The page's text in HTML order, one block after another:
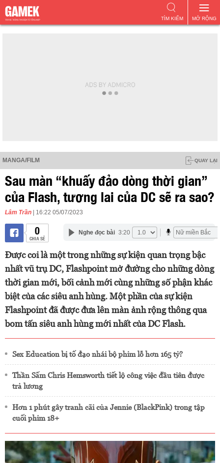
MỞ RỘNG
TÌM KIẾM
MANGA/FILM QUAY LẠI
Sau màn “khuấy đảo dòng thời gian”
của Flash, tương lai của DC sẽ ra sao?
Lâm Trần | 16:22 05/07/2023
0
CHIA SẺ
Nghe đọc bài 3:20
Được coi là một trong những sự kiện quan trọng bậc
nhất vũ trụ DC, Flashpoint mở đường cho những dòng
thời gian mới, bối cảnh mới cùng những số phận khác
biệt của các siêu anh hùng. Một phần của sự kiện
Flashpoint đã được đưa lên màn ảnh rộng thông qua
bom tấn siêu anh hùng mới nhất của DC Flash.
Sex Education bị tố đạo nhái bộ phim lỗ hơn 165 tỷ?
Thần Sấm Chris Hemsworth tiết lộ công việc đầu tiên được
trả lương
Hơn 1 phút gây tranh cãi của Jennie (BlackPink) trong tập
cuối phim 18+